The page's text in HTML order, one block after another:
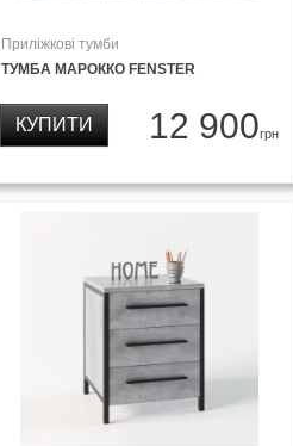
Приліжкові тумби
ТУМБА МАРОККО FENSTER
12 900грн
КУПИТИ